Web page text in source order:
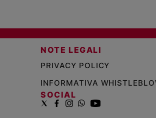
NOTE LEGALI
PRIVACY POLICY
INFORMATIVA
SOCIAL